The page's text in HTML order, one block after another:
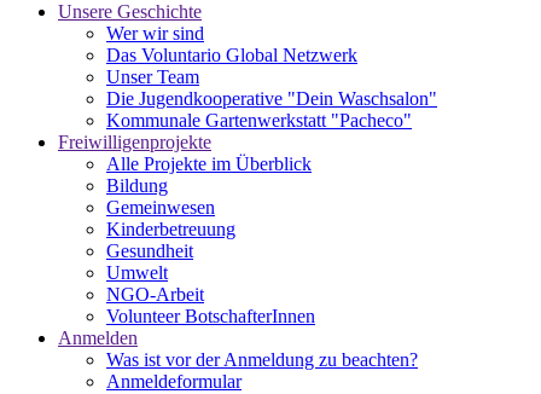
Unsere Geschichte
Wer wir sind
Das Voluntario Global Netzwerk
Unser Team
Die Jugendkooperative "Dein Waschsalon"
Kommunale Gartenwerkstatt "Pacheco"
Freiwilligenprojekte
Alle Projekte im Überblick
Bildung
Gemeinwesen
Kinderbetreuung
Gesundheit
Umwelt
NGO-Arbeit
Volunteer BotschafterInnen
Anmelden
Was ist vor der Anmeldung zu beachten?
Anmeldeformular